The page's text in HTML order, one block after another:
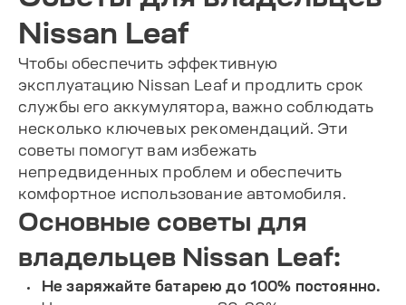
Nissan Leaf
Чтобы обеспечить эффективную
эксплуатацию Nissan Leaf и продлить срок
службы его аккумулятора, важно соблюдать
несколько ключевых рекомендаций. Эти
советы помогут вам избежать
непредвиденных проблем и обеспечить
комфортное использование автомобиля.
Основные советы для
владельцев Nissan Leaf:
Не заряжайте батарею до 100% постоянно.